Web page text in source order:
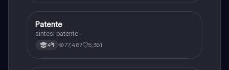
Altro
Patente
sintesi patente
4ªl 77,487 5,351